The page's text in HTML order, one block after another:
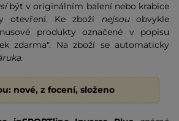
být v originálním balení nebo krabice
otevření. Ke zboží nejsou obvykle
produkty označené v popisu
zdarma". Na zboží se automaticky
.
nové, z focení, složeno